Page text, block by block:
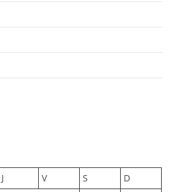
J V S
D